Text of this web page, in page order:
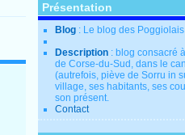
Présentation
Blog : Le blog des Poggiolais
Description : blog consacré
de Corse-du-Sud, dans le
(autrefois, piève de Sorru in
village, ses habitants, ses
son présent.
Contact